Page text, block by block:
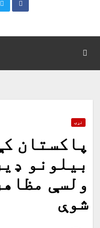
نړۍ
پاکستان
بیلونو
ولسې
شوې